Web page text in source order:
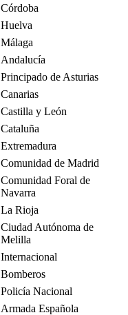
Córdoba
Huelva
Málaga
Andalucía
Principado de Asturias
Canarias
Castilla y León
Cataluña
Extremadura
Comunidad de Madrid
Comunidad Foral de
Navarra
La Rioja
Ciudad Autónoma de
Melilla
Internacional
Bomberos
Policía Nacional
Armada Española